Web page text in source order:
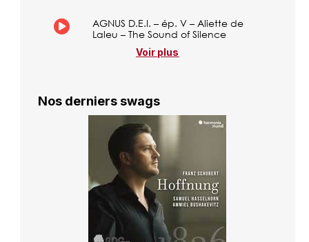
AGNUS D.E.I. – ép. V – Aliette de
Laleu – The Sound of Silence
Voir plus
Nos derniers swags